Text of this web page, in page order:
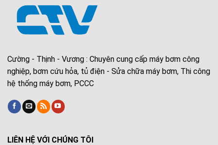
Cường - Thịnh - Vương : Chuyên cung cấp máy bơm công
nghiệp, bơm cứu hỏa, tủ điện - Sửa chữa máy bơm, Thi công
hệ thống máy bơm, PCCC
LIÊN HỆ VỚI CHÚNG TÔI